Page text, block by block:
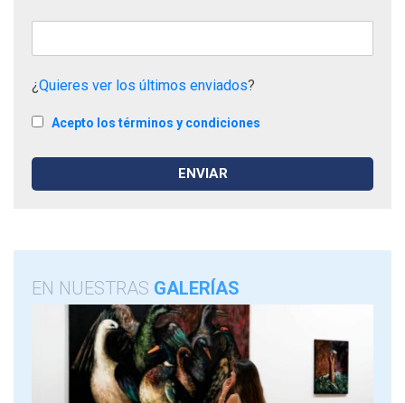
¿Quieres ver los últimos enviados?
Acepto los términos y condiciones
EN NUESTRAS GALERÍAS